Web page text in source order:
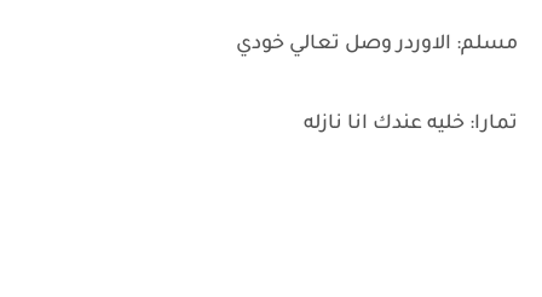
مسلم: الاوردر وصل تعالي خودي
تمارا: خليه عندك انا نازله